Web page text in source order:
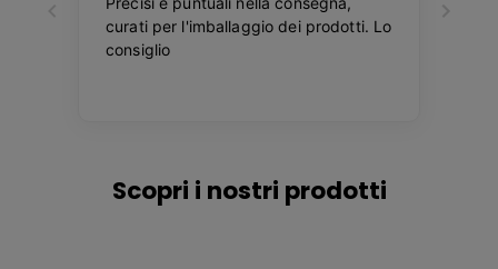
Scopri i nostri prodotti